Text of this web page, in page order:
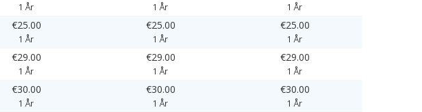
1 År 1 År 1 År
€25.00
1 År
€25.00
1 År
€25.00
1 År
€29.00
1 År
€29.00
1 År
€29.00
1 År
€30.00
1 År
€30.00
1 År
€30.00
1 År